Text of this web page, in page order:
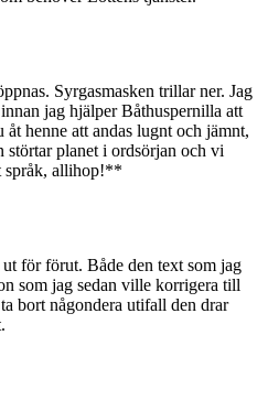
Syrgasmasken trillar ner. Jag
jag hjälper Båthuspernilla att
åt henne att andas lugnt och jämnt,
störtar planet i ordsörjan och vi
språk, allihop!**
för förut. Både den text som jag
som jag sedan ville korrigera till
bort någondera utifall den drar